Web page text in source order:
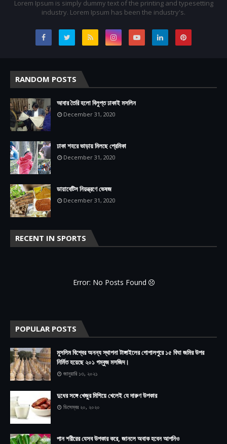
Lorem Ipsum is simply dummy text of the printing and typesetting
industry. Lorem Ipsum has been the industry's.
RANDOM POSTS
আবার তৈরি হলো বিলুপ্ত ঢাকাই মসলিন
December 31, 2020
ঢাকা শহরে ভাড়ায় মিলছে প্রেমিকা
December 31, 2020
ডায়াবেটিস নিয়ন্ত্রণে ভেষজ
December 31, 2020
RECENT IN SPORTS
Error: No Posts Found
POPULAR POSTS
মুসলিম বিশ্বের অনন্য স্থাপনা টাঙ্গাইলের গোপালপুরে ১৫ বিঘা জমির উপর
নির্মিত হয়েছে ২০১ গম্বুজ মসজিদ।
জানুয়ারি ১৩, ২০২১
দুধের সঙ্গে খেজুর মিশিয়ে খেলেই যে দারুণ উপকার
ডিসেম্বর ২০, ২০২০
পান শরীরের যেসব উপকার করে, জানলে অবাক হবেন আপনিও